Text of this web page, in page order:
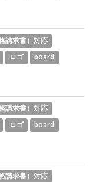
請求書）対応
ロゴ board
請求書）対応
ロゴ board
請求書）対応